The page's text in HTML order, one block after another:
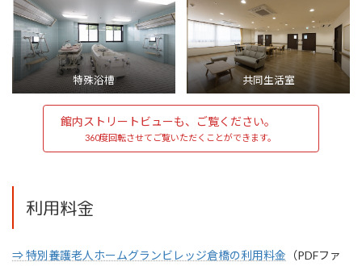
特殊浴槽 共同生活室
館内ストリートビューも、ご覧ください。
360度回転させてご覧いただくことができます。
利用料金
⇒ 特別養護老人ホームグランビレッジ倉橋の利用料金 （PDFファ